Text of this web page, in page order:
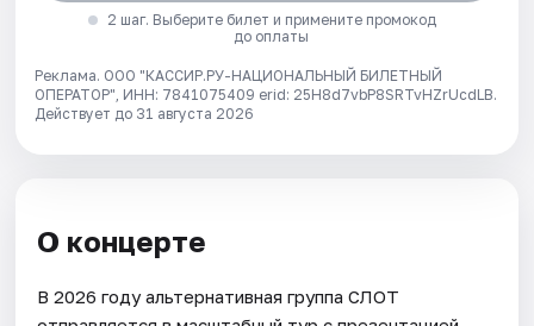
2 шаг. Выберите билет и примените промокод
до оплаты
Реклама. ООО "КАССИР.РУ-НАЦИОНАЛЬНЫЙ БИЛЕТНЫЙ
ОПЕРАТОР", ИНН: 7841075409 erid: 25H8d7vbP8SRTvHZrUcdLB.
Действует до 31 августа 2026
О концерте
В 2026 году альтернативная группа СЛОТ